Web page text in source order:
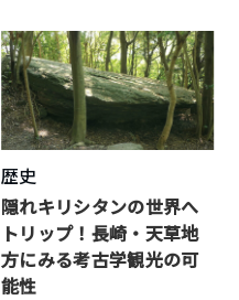
歴史
隠れキリシタンの世界へ
トリップ！長崎・天草地
方にみる考古学観光の可
能性